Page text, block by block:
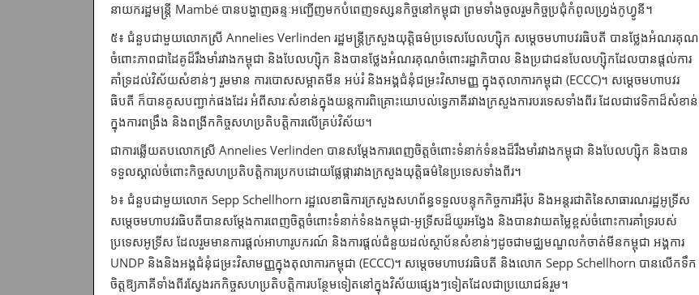
នាយករដ្ឋមន្ត្រី Mambé បានបង្ហាញឆន្ទៈ​អញ្ជើញ​មកបំពេញទស្សនកិច្ចនៅកម្ពុជា ព្រមទាំងចូលរួមកិច្ចប្រជុំកំពូលហ្វ្រង់​កូហ្វូនី។
៥៖ ជំនួបជាមួយលោកស្រី Annelies Verlinden រដ្ឋមន្ត្រីក្រសួងយុត្តិធម៌​ប្រទេស​បែលហ្ស៊ិក សម្ដេចមហាបវរធិបតី បានថ្លែងអំណរគុណ
ចំពោះភាពជា​ដៃ​គូដ៏រឹងមាំរវាងកម្ពុជា និងបែលហ្ស៊ិក និងបានថ្លែងអំណរគុណចំពោះរដ្ឋាភិបាល និង​ប្រជាជនបែលហ្ស៊ិកដែលបានផ្តល់ការ
គាំទ្រដល់វិស័យសំខាន់ៗ រួមមាន ការបោសសម្អាតមីន អប់រំ និងអង្គជំនុំជម្រះវិសាមញ្ញ ក្នុងតុលាការកម្ពុជា (ECCC)។ សម្ដេចមហាបវរ
ធិបតី ក៏បានគូសបញ្ជាក់ផងដែរ អំពីសារៈសំខាន់​ក្នុងយន្តការពិគ្រោះយោបល់ទ្វេភាគីរវាងក្រសួងការបរទេសទាំងពីរ ដែលជាវេទិកា​ដ៏សំខាន់
ក្នុងការពង្រឹង និងពង្រីកកិច្ចសហប្រតិបត្តិការលើគ្រប់វិស័យ។
ជាការឆ្លើយតបលោកស្រី Annelies Verlinden បានសម្តែងការពេញចិត្តចំពោះទំនាក់ទំនងដ៏រឹងមាំរវាងកម្ពុជា និងបែលហ្ស៊ិក និងបាន
ទទួលស្គាល់​ចំពោះ​កិច្ចសហប្រតិបត្តិការប្រកបដោយផ្លែផ្ការវាងក្រសួងយុត្តិធម៌នៃប្រទេសទាំងពីរ។
៦៖ ជំនួបជាមួយលោក Sepp Schellhorn រដ្ឋលេខាធិការក្រសួងសហព័ន្ធ​ទទួល​បន្ទុកកិច្ចការអឺរ៉ុប និងអន្តរជាតិនៃសាធារណរដ្ឋអូទ្រីស
សម្ដេចមហាបវរធិបតីបានសម្តែងការពេញចិត្តចំពោះទំនាក់ទំនងកម្ពុជា-អូទ្រីសដ៏យូរអង្វែង និង​បានវាយតម្លៃខ្ពស់ចំពោះការគាំទ្ររបស់
ប្រទេសអូទ្រីស ដែលរួមមានការផ្ដល់អាហារូបករណ៍ និងការផ្ដល់ជំនួយដល់ស្ថាប័នសំខាន់ៗដូចជាមជ្ឈមណ្ឌលកំចាត់មីន​កម្ពុជា អង្គការ
UNDP និងនិងអង្គជំនុំជម្រះវិសាមញ្ញក្នុងតុលាការកម្ពុជា (ECCC)។ សម្ដេចមហាបវរធិបតី និងលោក Sepp Schellhorn បានលើក​ទឹក
ចិត្តឱ្យភាគីទាំងពីរស្វែងរកកិច្ចសហប្រតិបត្តិការបន្ថែមទៀតនៅក្នុងវិស័យផ្សេងៗទៀតដែលជាប្រយោជន៍រួម។